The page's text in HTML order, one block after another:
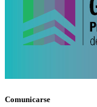
Comunicarse